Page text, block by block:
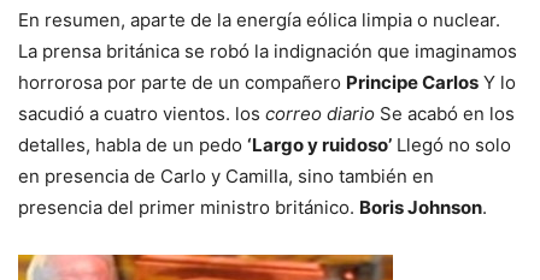
En resumen, aparte de la energía eólica limpia o nuclear.
La prensa británica se robó la indignación que imaginamos
horrorosa por parte de un compañero Principe Carlos Y lo
sacudió a cuatro vientos. los correo diario Se acabó en los
detalles, habla de un pedo ‘Largo y ruidoso’ Llegó no solo
en presencia de Carlo y Camilla, sino también en
presencia del primer ministro británico. Boris Johnson.